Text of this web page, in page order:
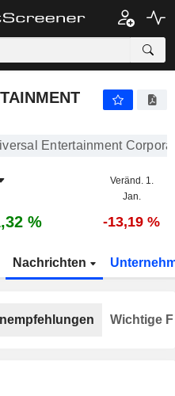
Entertainment
Veränd. 1.
Jan.
% -13,19 %
Nachrichten
Wichtige